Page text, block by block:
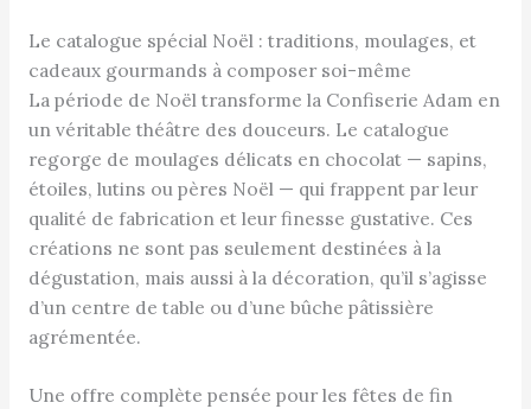
Le catalogue spécial Noël : traditions, moulages, et
cadeaux gourmands à composer soi-même
La période de Noël transforme la Confiserie Adam en
un véritable théâtre des douceurs. Le catalogue
regorge de moulages délicats en chocolat — sapins,
étoiles, lutins ou pères Noël — qui frappent par leur
qualité de fabrication et leur finesse gustative. Ces
créations ne sont pas seulement destinées à la
dégustation, mais aussi à la décoration, qu’il s’agisse
d’un centre de table ou d’une bûche pâtissière
agrémentée.
Une offre complète pensée pour les fêtes de fin